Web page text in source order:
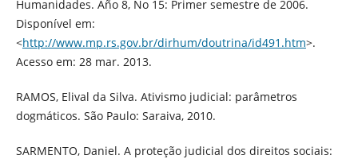
Humanidades. Año 8, No 15: Primer semestre de 2006.
Disponível em:
<http://www.mp.rs.gov.br/dirhum/doutrina/id491.htm>.
Acesso em: 28 mar. 2013.
RAMOS, Elival da Silva. Ativismo judicial: parâmetros
dogmáticos. São Paulo: Saraiva, 2010.
SARMENTO, Daniel. A proteção judicial dos direitos sociais: